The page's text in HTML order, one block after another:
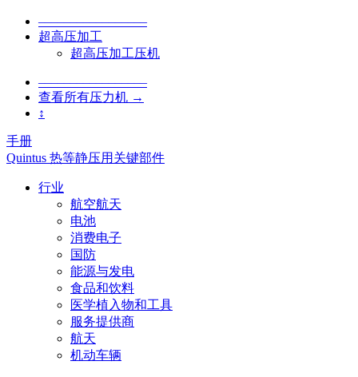
–––––––––––––––––
超高压加工
超高压加工压机
–––––––––––––––––
查看所有压力机 →
↕
手册
Quintus 热等静压用关键部件
行业
航空航天
电池
消费电子
国防
能源与发电
食品和饮料
医学植入物和工具
服务提供商
航天
机动车辆